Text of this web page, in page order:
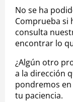
No se ha
Comprueba si
consulta
encontrar lo
¿Algún otro
a la dirección
pondremos
tu paciencia.